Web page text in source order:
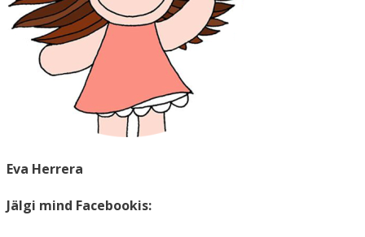
Eva Herrera
Jälgi mind Facebookis: